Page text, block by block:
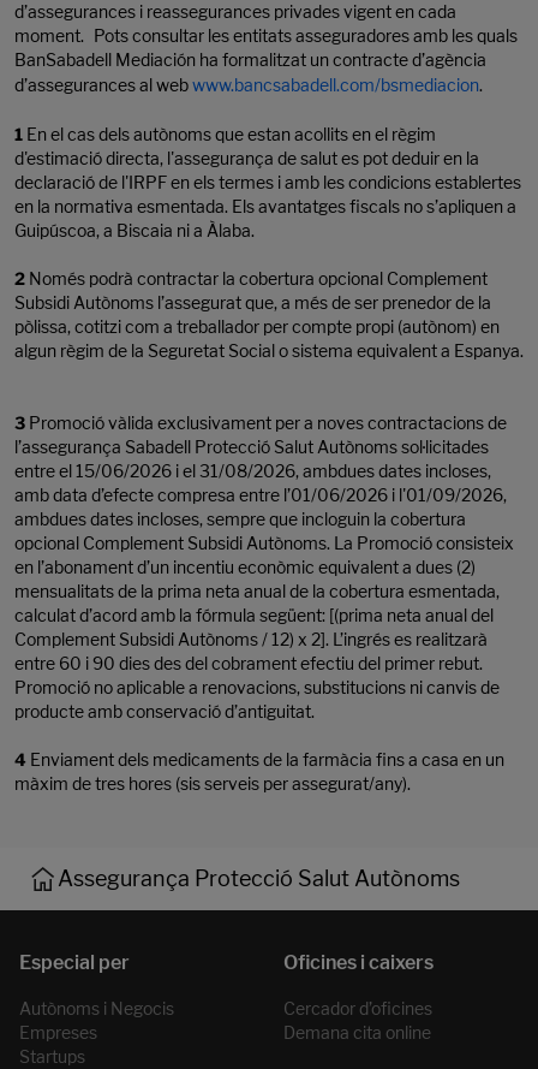
d’assegurances i reassegurances privades vigent en cada
moment. Pots consultar les entitats asseguradores amb les quals
BanSabadell Mediación ha formalitzat un contracte d’agència
d’assegurances al webwww.bancsabadell.com/bsmediacion.
1 En el cas dels autònoms que estan acollits en el règim
d'estimació directa, l'assegurança de salut es pot deduir en la
declaració de l'IRPF en els termes i amb les condicions establertes
en la normativa esmentada. Els avantatges fiscals no s’apliquen a
Guipúscoa, a Biscaia ni a Àlaba.
2 Només podrà contractar la cobertura opcional Complement
Subsidi Autònoms l’assegurat que, a més de ser prenedor de la
pòlissa, cotitzi com a treballador per compte propi (autònom) en
algun règim de la Seguretat Social o sistema equivalent a Espanya.
3 Promoció vàlida exclusivament per a noves contractacions de
l’assegurança Sabadell Protecció Salut Autònoms sol·licitades
entre el 15/06/2026 i el 31/08/2026, ambdues dates incloses,
amb data d’efecte compresa entre l’01/06/2026 i l'01/09/2026,
ambdues dates incloses, sempre que incloguin la cobertura
opcional Complement Subsidi Autònoms. La Promoció consisteix
en l’abonament d’un incentiu econòmic equivalent a dues (2)
mensualitats de la prima neta anual de la cobertura esmentada,
calculat d’acord amb la fórmula següent: [(prima neta anual del
Complement Subsidi Autònoms / 12) x 2]. L’ingrés es realitzarà
entre 60 i 90 dies des del cobrament efectiu del primer rebut.
Promoció no aplicable a renovacions, substitucions ni canvis de
producte amb conservació d’antiguitat.
4 Enviament dels medicaments de la farmàcia fins a casa en un
màxim de tres hores (sis serveis per assegurat/any).
Assegurança Protecció Salut Autònoms
Autònoms i Negocis
Empreses
Startups
Cercador d’oficines
Demana cita online